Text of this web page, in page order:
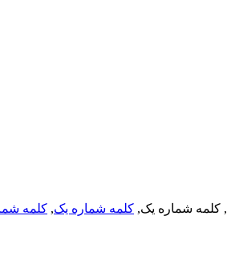
, کلمه شماره یک, کلمه شماره یک, کلمه